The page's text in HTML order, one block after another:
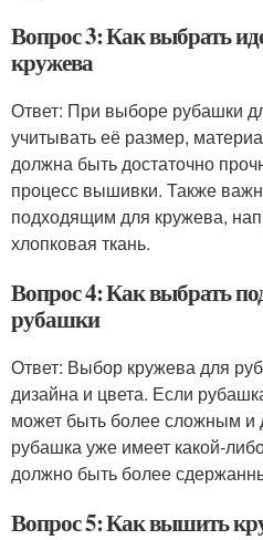
Вопрос 3: Как выбрать
кружева
Ответ: При выборе рубашки
учитывать её размер,
должна быть достаточно
процесс вышивки. Также
подходящим для кружева,
хлопковая ткань.
Вопрос 4: Как выбрать
рубашки
Ответ: Выбор кружева для
дизайна и цвета. Если
может быть более сложным и
рубашка уже имеет какой-
должно быть более
Вопрос 5: Как вышить